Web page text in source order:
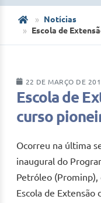
Notícias
Escola de
22 DE MARÇO DE
Escola de
curso
Ocorreu na última
inaugural do
Petróleo
Escola de Extensão